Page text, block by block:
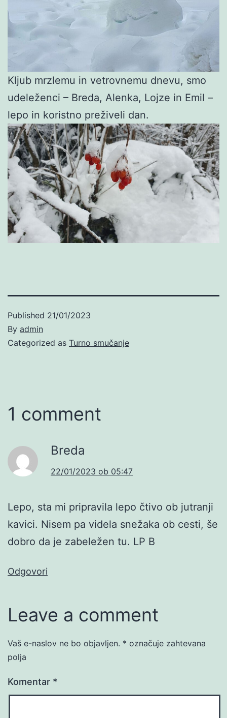
Kljub mrzlemu in vetrovnemu dnevu, smo
udeleženci – Breda, Alenka, Lojze in Emil –
lepo in koristno preživeli dan.
Published 21/01/2023
By admin
Categorized as Turno smučanje
1 comment
Breda
22/01/2023 ob 05:47
Lepo, sta mi pripravila lepo čtivo ob jutranji
kavici. Nisem pa videla snežaka ob cesti, še
dobro da je zabeležen tu. LP B
Odgovori
Leave a comment
Vaš e-naslov ne bo objavljen. * označuje zahtevana
polja
Komentar *